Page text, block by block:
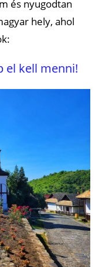
és nyugodtan
hely, ahol
el kell menni!